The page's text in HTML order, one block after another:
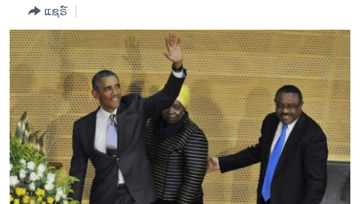
ອິດສະຫຼະພາບດ້ານການຂ່າວ
ຊີວິດຊາວລາວ
ຊຸມຊົນຊາວລາວ
ວິທະຍາສາດ-ເທັກໂນໂລຈີ
ທຸລະກິດ
ພາສາອັງກິດ
ແຊຣ໌